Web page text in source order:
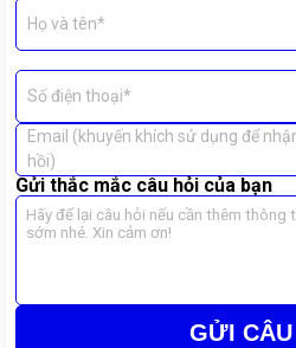
Họ và tên*
Số điện thoại*
Email (khuyến khích sử dụng để
hồi)
Gửi thắc mắc câu hỏi của bạn
GỬI